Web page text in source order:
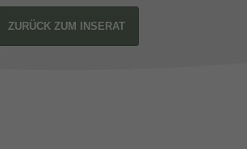
ZURÜCK ZUM INSERAT